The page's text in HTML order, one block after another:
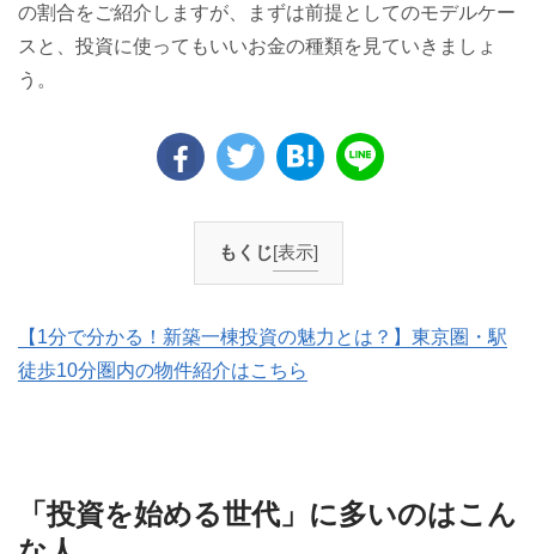
の割合をご紹介しますが、まずは前提としてのモデルケー
スと、投資に使ってもいいお金の種類を見ていきましょ
う。
もくじ[表示]
【1分で分かる！新築一棟投資の魅力とは？】東京圏・駅
徒歩10分圏内の物件紹介はこちら
「投資を始める世代」に多いのはこん